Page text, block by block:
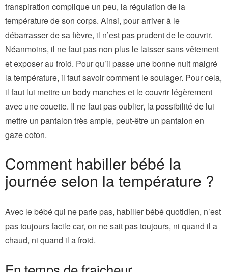
transpiration complique un peu, la régulation de la
température de son corps. Ainsi, pour arriver à le
débarrasser de sa fièvre, il n’est pas prudent de le couvrir.
Néanmoins, il ne faut pas non plus le laisser sans vêtement
et exposer au froid. Pour qu’il passe une bonne nuit malgré
la température, il faut savoir comment le soulager. Pour cela,
il faut lui mettre un body manches et le couvrir légèrement
avec une couette. Il ne faut pas oublier, la possibilité de lui
mettre un pantalon très ample, peut-être un pantalon en
gaze coton.
Comment habiller bébé la
journée selon la température ?
Avec le bébé qui ne parle pas, habiller bébé quotidien, n’est
pas toujours facile car, on ne sait pas toujours, ni quand il a
chaud, ni quand il a froid.